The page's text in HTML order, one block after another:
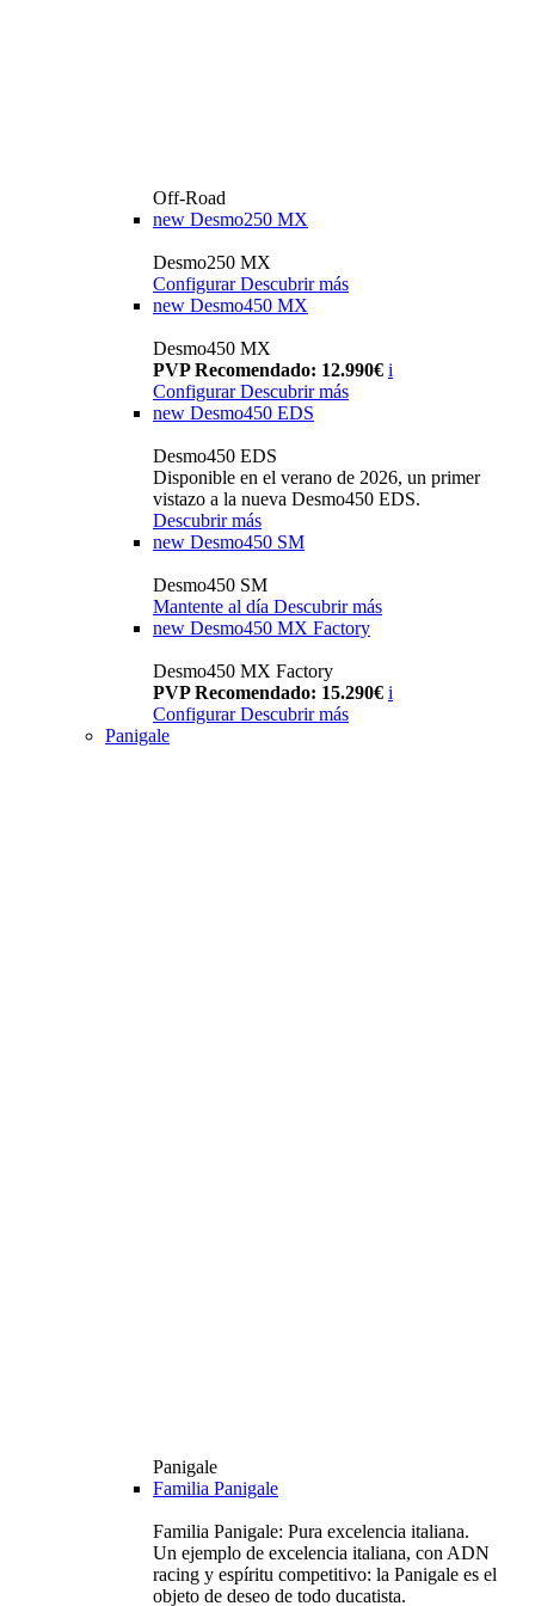
Off-Road
new Desmo250 MX
Desmo250 MX
Configurar Descubrir más
new Desmo450 MX
Desmo450 MX
PVP Recomendado: 12.990€ i
Configurar Descubrir más
new Desmo450 EDS
Desmo450 EDS
Disponible en el verano de 2026, un primer
vistazo a la nueva Desmo450 EDS.
Descubrir más
new Desmo450 SM
Desmo450 SM
Mantente al día Descubrir más
new Desmo450 MX Factory
Desmo450 MX Factory
PVP Recomendado: 15.290€ i
Configurar Descubrir más
Panigale
Panigale
Familia Panigale
Familia Panigale: Pura excelencia italiana.
Un ejemplo de excelencia italiana, con ADN
racing y espíritu competitivo: la Panigale es el
objeto de deseo de todo ducatista.